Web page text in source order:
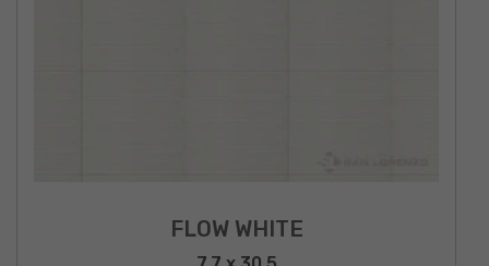
FLOW WHITE